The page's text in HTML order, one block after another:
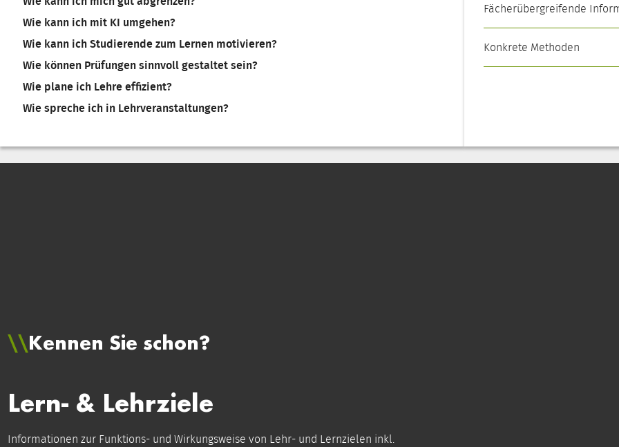
Wie kann ich mit KI umgehen?
Wie kann ich Studierende zum Lernen motivieren?
Wie können Prüfungen sinnvoll gestaltet sein?
Wie plane ich Lehre effizient?
Wie spreche ich in Lehrveranstaltungen?
Fächerübergreifende
Konkrete Methoden
Kennen Sie schon?
Lern- & Lehrziele
Informationen zur Funktions- und Wirkungsweise von Lehr- und Lernzielen inkl.